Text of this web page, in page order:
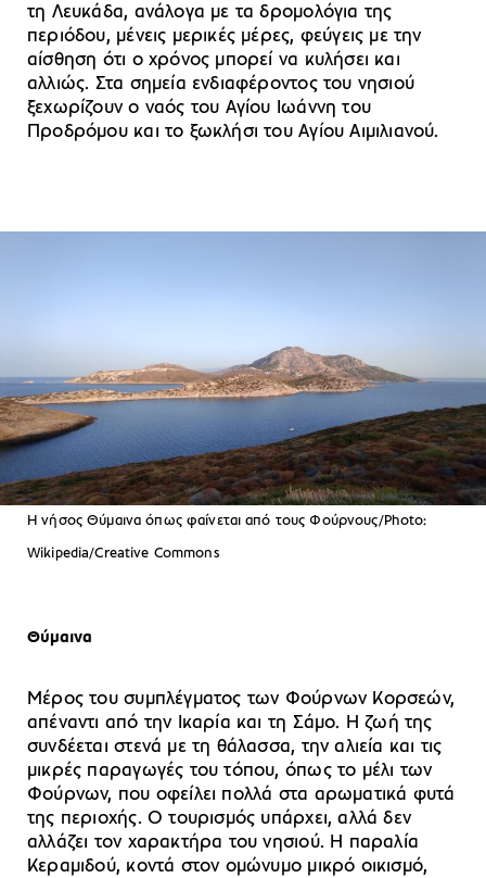
τη Λευκάδα, ανάλογα με τα δρομολόγια της
περιόδου, μένεις μερικές μέρες, φεύγεις με την
αίσθηση ότι ο χρόνος μπορεί να κυλήσει και
αλλιώς. Στα σημεία ενδιαφέροντος του νησιού
ξεχωρίζουν ο ναός του Αγίου Ιωάννη του
Προδρόμου και το ξωκλήσι του Αγίου Αιμιλιανού.
Η νήσος Θύμαινα όπως φαίνεται από τους Φούρνους/Photo:
Wikipedia/Creative Commons
Θύμαινα
Μέρος του συμπλέγματος των Φούρνων Κορσεών,
απέναντι από την Ικαρία και τη Σάμο. Η ζωή της
συνδέεται στενά με τη θάλασσα, την αλιεία και τις
μικρές παραγωγές του τόπου, όπως το μέλι των
Φούρνων, που οφείλει πολλά στα αρωματικά φυτά
της περιοχής. Ο τουρισμός υπάρχει, αλλά δεν
αλλάζει τον χαρακτήρα του νησιού. Η παραλία
Κεραμιδού, κοντά στον ομώνυμο μικρό οικισμό,